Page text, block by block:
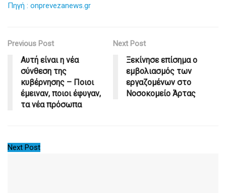
Πηγή : onprevezanews.gr
Previous Post
Αυτή είναι η νέα
σύνθεση της
κυβέρνησης – Ποιοι
έμειναν, ποιοι έφυγαν,
τα νέα πρόσωπα
Next Post
Ξεκίνησε επίσημα ο
εμβολιασμός των
εργαζομένων στο
Νοσοκομείο Άρτας
Next Post